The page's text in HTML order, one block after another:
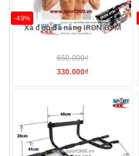
-49%
Xà đơn đa năng IRON GYM
650.000₫
330.000₫